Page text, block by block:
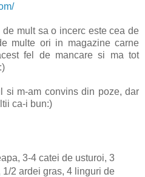
mult sa o incerc este cea de
multe ori in magazine carne
fel de mancare si ma tot
si m-am convins din poze, dar
ca-i bun:)
3-4 catei de usturoi, 3
1/2 ardei gras, 4 linguri de